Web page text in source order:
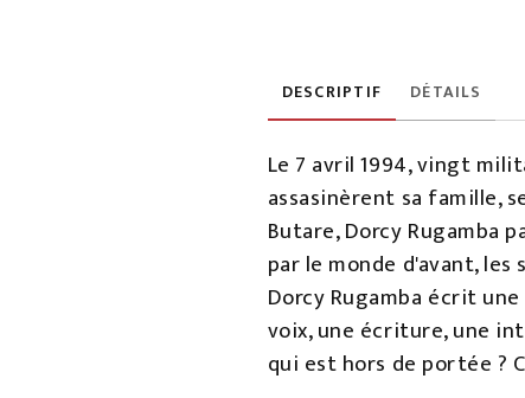
DESCRIPTIF DÉTAILS
Le 7 avril 1994, vingt
assasinèrent sa famille,
Butare, Dorcy Rugamba
par le monde d'avant, les
Dorcy Rugamba écrit
voix, une écriture, une
qui est hors de portée ?